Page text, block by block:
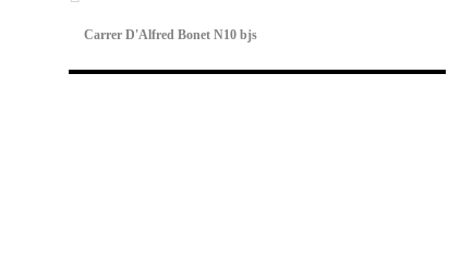
Carrer D'Alfred Bonet N10 bjs